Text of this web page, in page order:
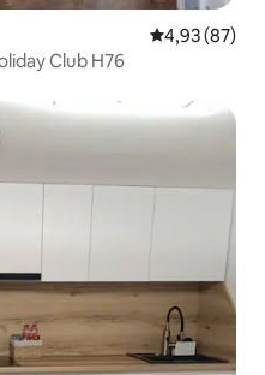
Évaluation
4,93 (87)
Club H76
appréciés